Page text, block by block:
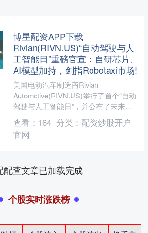
博星配资APP下载
Rivian(RIVN.US)“自动驾驶与人
工智能日”重磅官宣：自研芯片、
AI模型加持，剑指Robotaxi市场!
美国电动汽车制造商Rivian
Automotive(RIVN.US)举行了首个“自动
驾驶与人工智能日”，并公布了未来推
出自动驾驶电动车的计划。Rivian首
席....
查看： 164 分类： 配资炒股开户
官网
配查文章已加载完成
个股实时涨跌榜